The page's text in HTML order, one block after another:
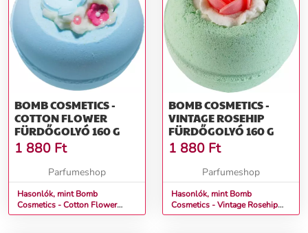
BOMB COSMETICS -
COTTON FLOWER
FÜRDŐGOLYÓ 160 G
1 880 Ft
Parfumeshop
Hasonlók, mint Bomb
Cosmetics - Cotton Flower
Fürdőgolyó 160 g
BOMB COSMETICS -
VINTAGE ROSEHIP
FÜRDŐGOLYÓ 160 G
1 880 Ft
Parfumeshop
Hasonlók, mint Bomb
Cosmetics - Vintage Rosehip
Fürdőgolyó 160 g